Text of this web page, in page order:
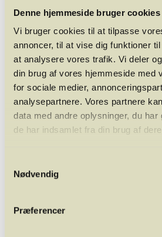
Denne hjemmeside bruger cookies
Vi bruger cookies til at tilpasse
annoncer, til at vise dig funktioner
at analysere vores trafik. Vi deler
din brug af vores hjemmeside med
for sociale medier,
analysepartnere. Vores partnere
data med andre oplysninger, du har
de har indsamlet fra din brug af
Nødvendig
Præferencer
og video til Winemarket.
Køb billet
Billedgalleri